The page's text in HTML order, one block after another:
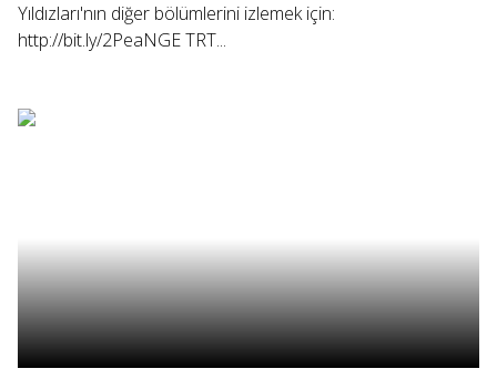
Yıldızları'nın diğer bölümlerini izlemek için:
http://bit.ly/2PeaNGE TRT...